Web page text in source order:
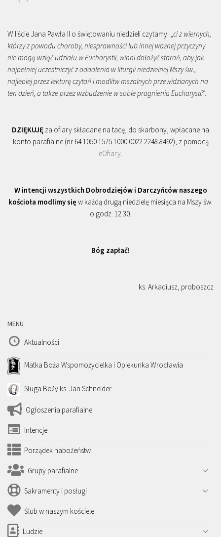
W liście Jana Pawła II o świętowaniu niedzieli czytamy: „ ci z wiernych,
którzy z powodu choroby, niesprawności lub innej ważnej przyczyny
nie mogą wziąć udziału w Eucharystii, winni dołożyć starań, aby jak
najpełniej uczestniczyć z oddalenia w liturgii niedzielnej Mszy św.,
najlepiej przez lekturę czytań i modlitw mszalnych przewidzianych na
ten dzień, a także przez wzbudzenie w sobie pragnienia Eucharystii”.
DZIĘKUJĘ za ofiary składane na tacę, do skarbony, wpłacane na
konto parafialne (nr 64 1050 1575 1000 0022 2248 8492), z pomocą
eOfiary
W intencji wszystkich Dobrodziejów i Darczyńców naszego
kościoła modlimy się w każdą drugą niedzielę miesiąca na Mszy św.
o godz. 12.30.
Bóg zapłać!
ks. Arkadiusz, proboszcz
MENU
Aktualności
Matka Boża Wspomożycielka i Opiekunka Wrocławia
Sługa Boży ks. Jan Schneider
Ogłoszenia parafialne
Intencje
Porządek nabożeństw
Grupy parafialne
Sakramenty i posługi
Ślub w naszym kościele
Ludzie